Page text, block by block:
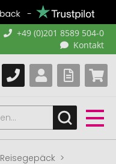
+49 (0)201 8589 504-0
Kontakt